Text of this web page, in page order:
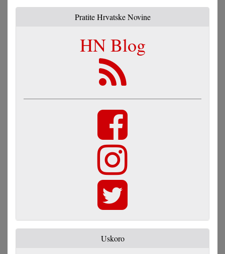
Pratite Hrvatske Novine
HN Blog
Uskoro